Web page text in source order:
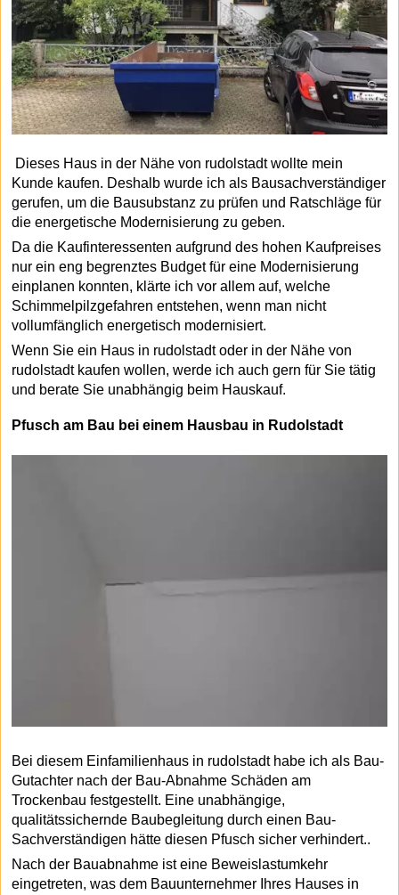
Dieses Haus in der Nähe von rudolstadt wollte mein
Kunde kaufen. Deshalb wurde ich als Bausachverständiger
gerufen, um die Bausubstanz zu prüfen und Ratschläge für
die energetische Modernisierung zu geben.
Da die Kaufinteressenten aufgrund des hohen Kaufpreises
nur ein eng begrenztes Budget für eine Modernisierung
einplanen konnten, klärte ich vor allem auf, welche
Schimmelpilzgefahren entstehen, wenn man nicht
vollumfänglich energetisch modernisiert.
Wenn Sie ein Haus in rudolstadt oder in der Nähe von
rudolstadt kaufen wollen, werde ich auch gern für Sie tätig
und berate Sie unabhängig beim Hauskauf.
Pfusch am Bau bei einem Hausbau in Rudolstadt
Bei diesem Einfamilienhaus in rudolstadt habe ich als Bau-
Gutachter nach der Bau-Abnahme Schäden am
Trockenbau festgestellt. Eine unabhängige,
qualitätssichernde Baubegleitung durch einen Bau-
Sachverständigen hätte diesen Pfusch sicher verhindert..
Nach der Bauabnahme ist eine Beweislastumkehr
eingetreten, was dem Bauunternehmer Ihres Hauses in